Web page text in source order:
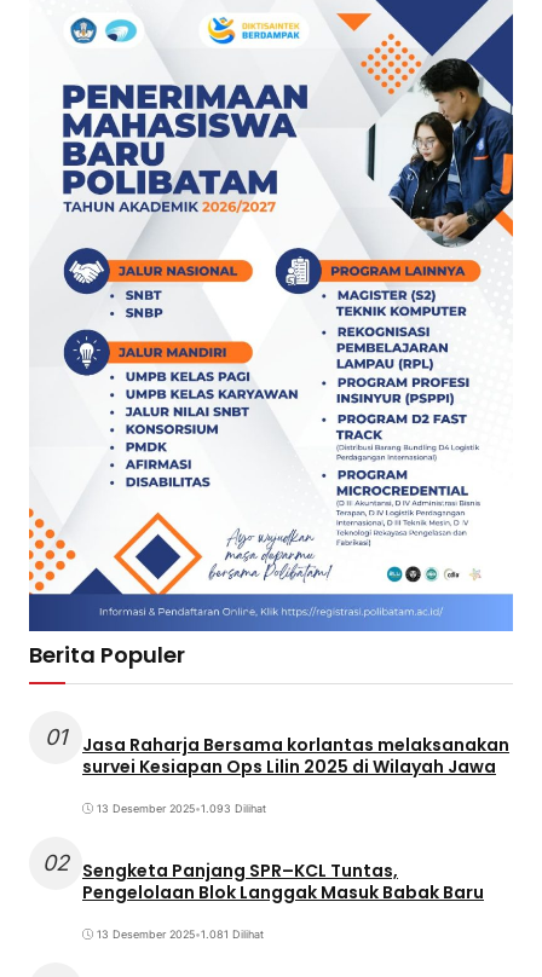
Berita Populer
01
Jasa Raharja Bersama korlantas melaksanakan
survei Kesiapan Ops Lilin 2025 di Wilayah Jawa
13 Desember 2025•1.093 Dilihat
02 Sengketa Panjang SPR–KCL Tuntas,
Pengelolaan Blok Langgak Masuk Babak Baru
13 Desember 2025•1.081 Dilihat